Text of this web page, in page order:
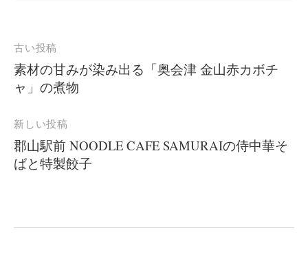
投
稿
ナ
ゲ
ー
シ
古い投稿
素材の甘みが染み出る「奥会津 金山赤カボチ
ャ」の煮物
新しい投稿
郡山駅前 NOODLE CAFE SAMURAIの侍中華そ
ばと特製餃子